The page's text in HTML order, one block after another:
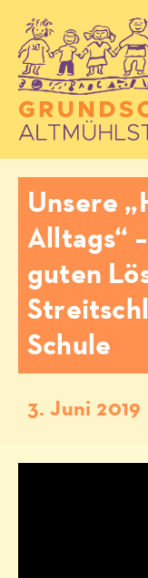
Unsere
Alltags“
guten
Schule
3. Juni 2019